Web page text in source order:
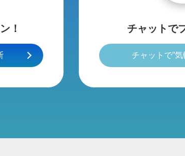
！ チャットで
チャットで”